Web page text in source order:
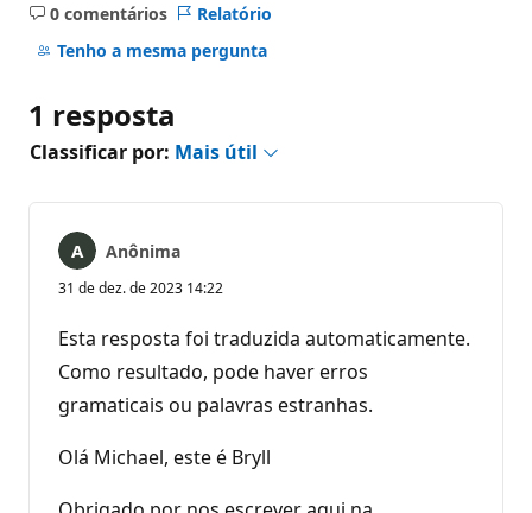
0 comentários
Sem
comentários
Relatório
Tenho a mesma pergunta
1 resposta
Classificar por: Mais útil
Anônima
31 de dez. de 2023 14:22
Esta resposta foi traduzida automaticamente.
Como resultado, pode haver erros
gramaticais ou palavras estranhas.
Olá Michael, este é Bryll